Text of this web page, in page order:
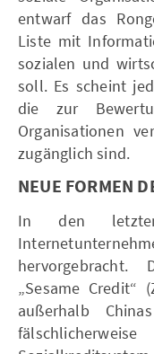
entwarf das
Liste mit
sozialen und
soll. Es scheint
die zur
Organisationen
zugänglich sind.
NEUE FORMEN
In den
„Sesame Credit“
außerhalb